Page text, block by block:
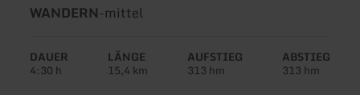
Art
Tour:
WANDERN-Schwierigkeit:
mittel
DAUER
4:30 h
LÄNGE
15,4 km
AUFSTIEG
313 hm
ABSTIEG
313 hm